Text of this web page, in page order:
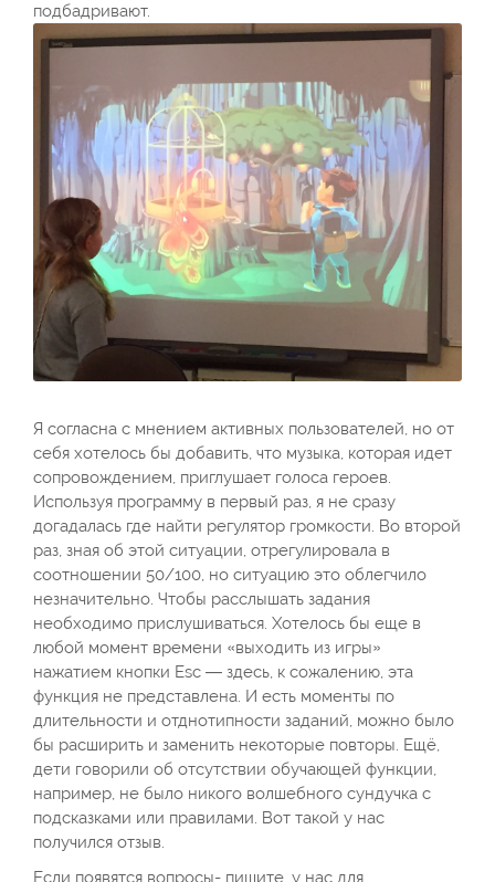
подбадривают.
Я согласна с мнением активных пользователей, но от
себя хотелось бы добавить, что музыка, которая идет
сопровождением, приглушает голоса героев.
Используя программу в первый раз, я не сразу
догадалась где найти регулятор громкости. Во второй
раз, зная об этой ситуации, отрегулировала в
соотношении 50/100, но ситуацию это облегчило
незначительно. Чтобы расслышать задания
необходимо прислушиваться. Хотелось бы еще в
любой момент времени «выходить из игры»
нажатием кнопки Esc — здесь, к сожалению, эта
функция не представлена. И есть моменты по
длительности и отднотипности заданий, можно было
бы расширить и заменить некоторые повторы. Ещё,
дети говорили об отсутствии обучающей функции,
например, не было никого волшебного сундучка с
подсказками или правилами. Вот такой у нас
получился отзыв.
Если появятся вопросы- пишите, у нас для